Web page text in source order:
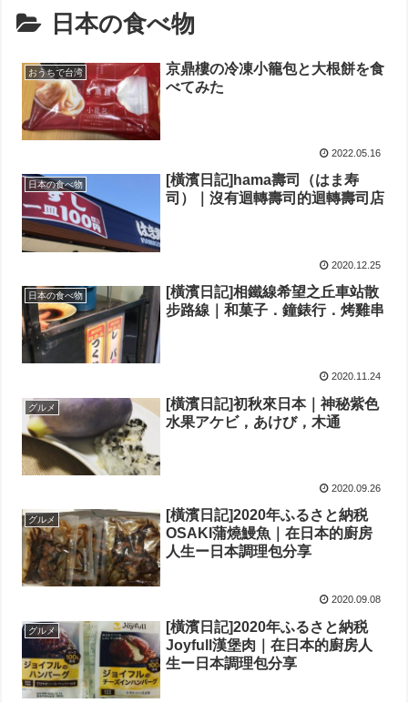
日本の食べ物
おうちで台湾
京鼎樓の冷凍小籠包と大根餅を食
べてみた
2022.05.16
日本の食べ物
[橫濱日記]hama壽司（はま寿
司）｜沒有迴轉壽司的迴轉壽司店
2020.12.25
日本の食べ物
[橫濱日記]相鐵線希望之丘車站散
步路線｜和菓子．鐘錶行．烤雞串
2020.11.24
グルメ
[橫濱日記]初秋來日本｜神秘紫色
水果アケビ，あけび，木通
2020.09.26
グルメ
[橫濱日記]2020年ふるさと納税
OSAKI蒲燒鰻魚｜在日本的廚房
人生ー日本調理包分享
2020.09.08
グルメ
[橫濱日記]2020年ふるさと納税
Joyfull漢堡肉｜在日本的廚房人
生ー日本調理包分享